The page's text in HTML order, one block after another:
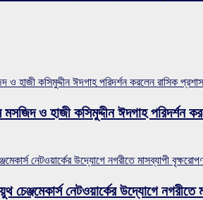
ও হাজী কসিমুদ্দীন ঈদগাহ পরিদর্শন করলেন রাসিক
মসজিদ ও হাজী কসিমুদ্দীন ঈদগাহ পরিদর্শন
নেটওয়ার্কের উদ্যোগে নগরীতে মাসব্যাপী
চেঞ্জমেকার্স নেটওয়ার্কের উদ্যোগে